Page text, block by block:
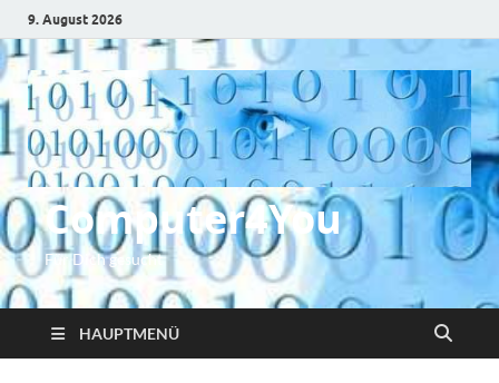
9. August 2026
Computer4You
Für Dich gesucht
HAUPTMENÜ